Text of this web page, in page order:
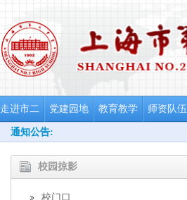
走进市二 党建园地 教育教学 师资队伍
通知公告:
校园掠影
校门口